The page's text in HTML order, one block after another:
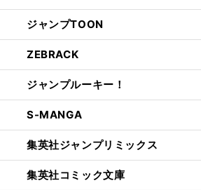
ジャンプTOON
ZEBRACK
ジャンプルーキー！
S-MANGA
集英社ジャンプリミックス
集英社コミック文庫